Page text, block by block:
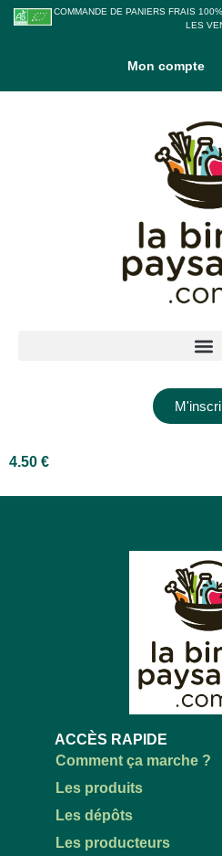
COMMANDE DE PANIERS FRAIS
LES
Mon compte
4.50 €
ACCÈS RAPIDE
Comment ça marche ?
Les produits
Les dépôts
Les producteurs